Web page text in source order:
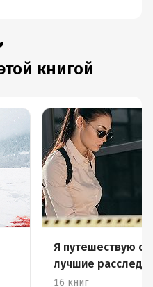
книгой
Я путешествую
лучшие
16 книг